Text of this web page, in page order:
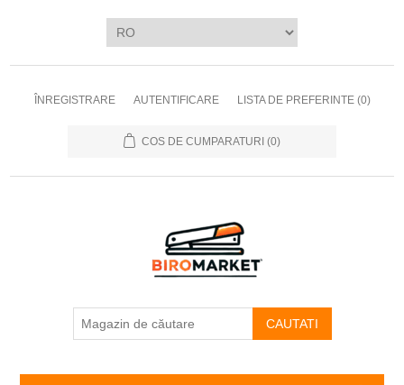
ÎNREGISTRARE AUTENTIFICARE LISTA DE PREFERINTE (0)
COS DE CUMPARATURI (0)
CAUTATI